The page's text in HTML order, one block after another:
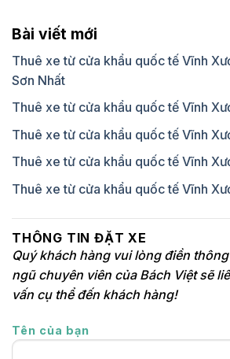
Bài viết mới
Thuê xe từ cửa khẩu quốc tế Vĩnh
Sơn Nhất
Thuê xe từ cửa khẩu quốc tế Vĩnh
Thuê xe từ cửa khẩu quốc tế Vĩnh
Thuê xe từ cửa khẩu quốc tế Vĩnh
Thuê xe từ cửa khẩu quốc tế Vĩnh
THÔNG TIN ĐẶT XE
Quý khách hàng vui lòng điền
ngũ chuyên viên của Bách Việt sẽ
vấn cụ thể đến khách hàng!
Tên của bạn